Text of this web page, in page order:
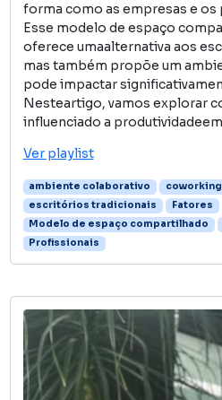
forma como as empresas e
Esse modelo de espaço
oferece umaalternativa aos
mas também propõe um
pode impactar
Nesteartigo, vamos explorar
influenciado a
Ver playlist
ambiente colaborativo coworking
escritórios tradicionais
Fatores
Modelo de espaço compartilhado
Profissionais